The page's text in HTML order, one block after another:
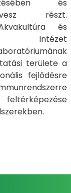
és
vesz részt.
és
Intézet
területe a
fejlődésre